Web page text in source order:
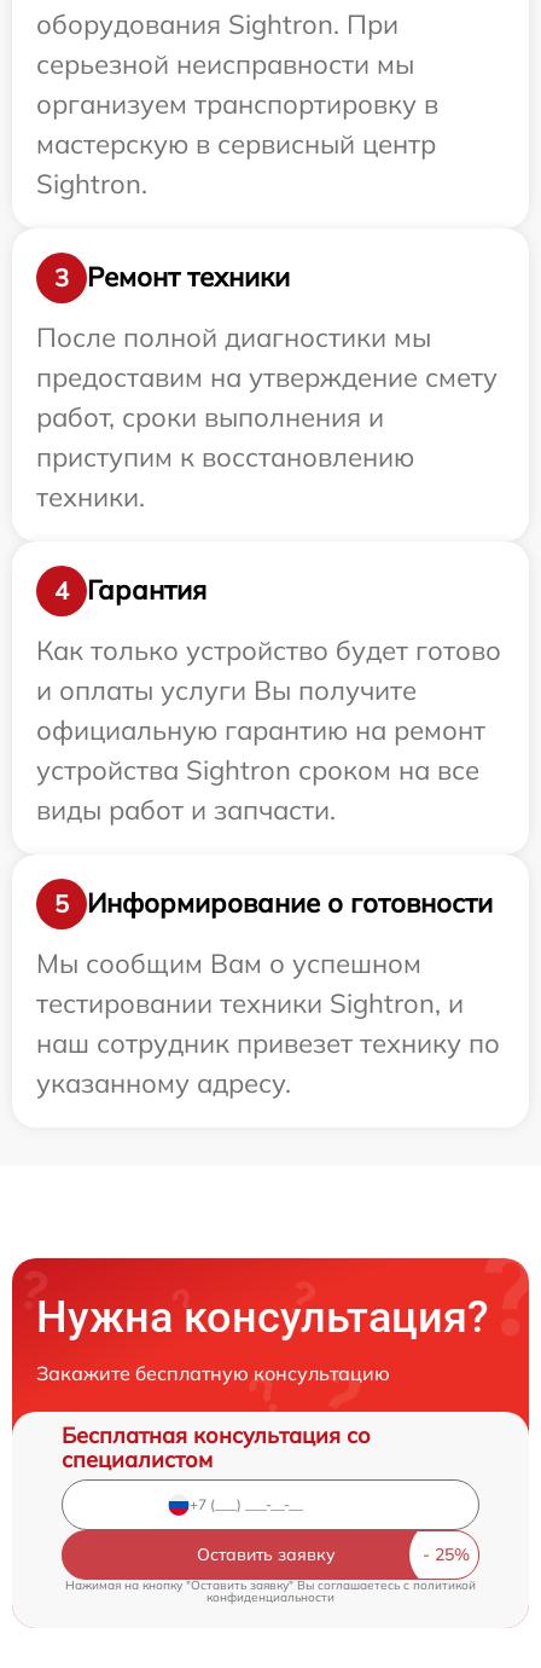
оборудования Sightron. При
серьезной неисправности мы
организуем транспортировку в
мастерскую в сервисный центр
Sightron.
3
Ремонт техники
После полной диагностики мы
предоставим на утверждение смету
работ, сроки выполнения и
приступим к восстановлению
техники.
4
Гарантия
Как только устройство будет готово
и оплаты услуги Вы получите
официальную гарантию на ремонт
устройства Sightron сроком на все
виды работ и запчасти.
5
Информирование о готовности
Мы сообщим Вам о успешном
тестировании техники Sightron, и
наш сотрудник привезет технику по
указанному адресу.
Нужна консультация?
Закажите бесплатную консультацию
Бесплатная консультация со
специалистом
Оставить заявку
Нажимая на кнопку "Оставить заявку" Вы соглашаетесь cполитикой
конфиденциальности